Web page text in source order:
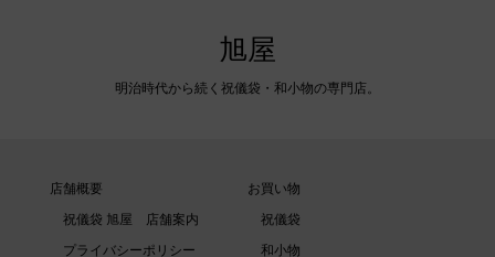
旭屋
明治時代から続く祝儀袋・和小物の専門店。
店舗概要
祝儀袋 旭屋 店舗案内
プライバシーポリシー
お買い物
祝儀袋
和小物